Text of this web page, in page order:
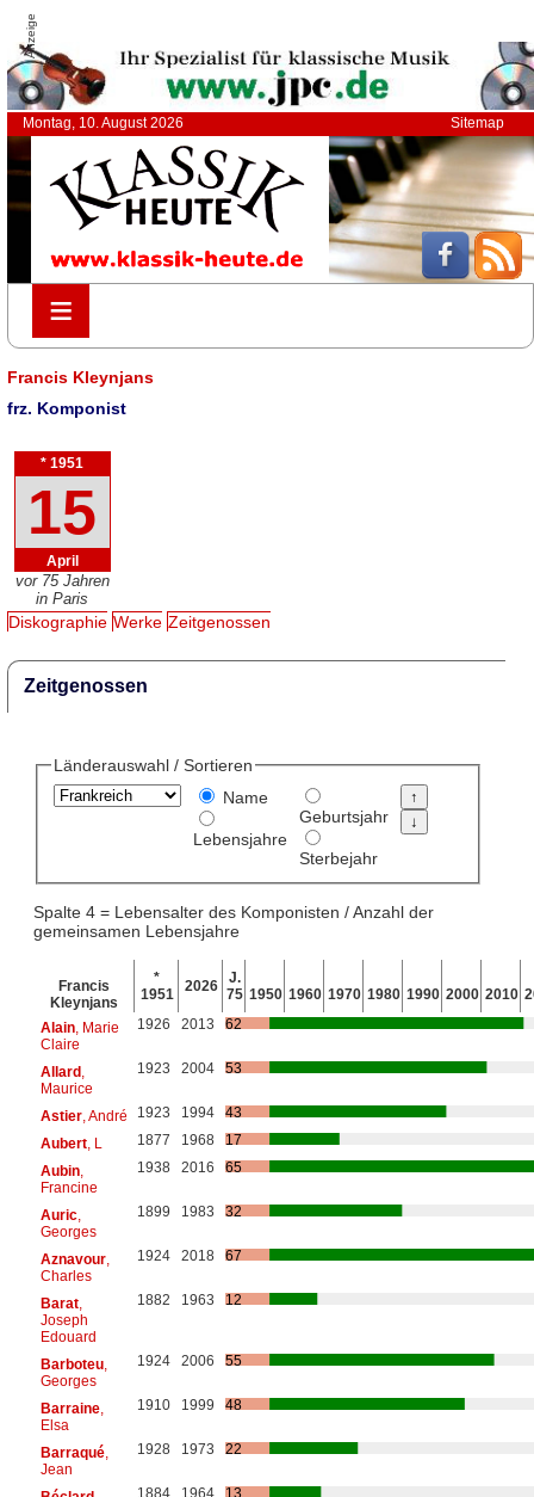
Anzeige
Montag, 10. August 2026 Sitemap
≡
≡
Francis Kleynjans
frz. Komponist
* 1951
15
April
vor 75 Jahren
in Paris
Diskographie Werke Zeitgenossen
Zeitgenossen
Länderauswahl / Sortieren
Name
Lebensjahre
Geburtsjahr
Sterbejahr
Spalte 4 = Lebensalter des Komponisten / Anzahl der
gemeinsamen Lebensjahre
Francis
Kleynjans
*
1951
2026
J.
75 1950 1960 1970 1980 1990 2000 2010
Alain, Marie
Claire
1926 2013 62
Allard,
Maurice
1923 2004 53
Astier, André 1923 1994
43
Aubert, L 1877 1968
17
Aubin,
Francine
1938 2016 65
Auric,
Georges
1899 1983 32
Aznavour,
Charles
1924 2018 67
Barat,
Joseph
Edouard
1882 1963 12
Barboteu,
Georges
1924 2006 55
Barraine,
Elsa
1910 1999 48
Barraqué,
Jean
1928 1973 22
1884 1964 13